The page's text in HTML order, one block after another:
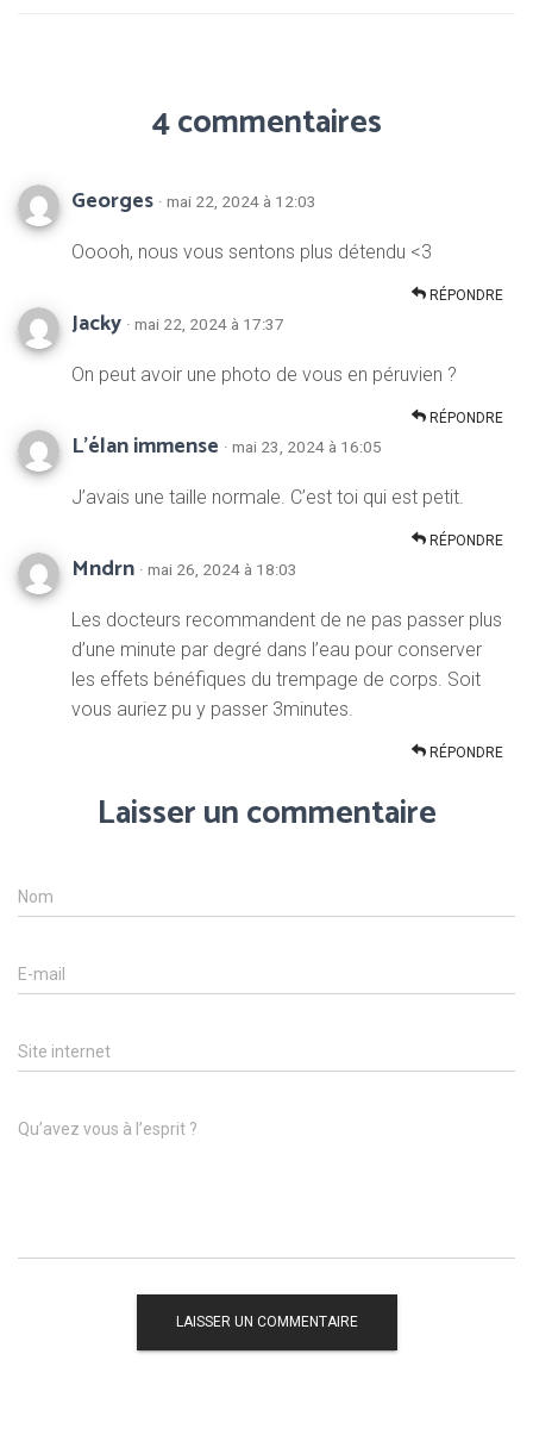
4 commentaires
Georges · mai 22, 2024 à 12:03
Ooooh, nous vous sentons plus détendu <3
RÉPONDRE
Jacky · mai 22, 2024 à 17:37
On peut avoir une photo de vous en péruvien ?
RÉPONDRE
L’élan immense · mai 23, 2024 à 16:05
J’avais une taille normale. C’est toi qui est petit.
RÉPONDRE
Mndrn · mai 26, 2024 à 18:03
Les docteurs recommandent de ne pas passer plus
d’une minute par degré dans l’eau pour conserver
les effets bénéfiques du trempage de corps. Soit
vous auriez pu y passer 3minutes.
RÉPONDRE
Laisser un commentaire
Nom
E-mail
Site internet
Qu’avez vous à l’esprit ?